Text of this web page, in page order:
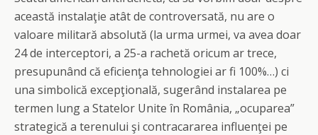
această instalaţie atât de controversată, nu are o
valoare militară absolută (la urma urmei, va avea doar
24 de interceptori, a 25-a rachetă oricum ar trece,
presupunând că eficienţa tehnologiei ar fi 100%…) ci
una simbolică excepţională, sugerând instalarea pe
termen lung a Statelor Unite în România, „ocuparea”
strategică a terenului şi contracararea influenţei pe